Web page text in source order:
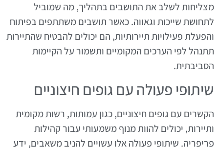
מצליחות לשלב את התושבים בתהליך, מה שמוביל
לתחושת שייכות וגאווה. כאשר תושבים משתתפים בפיתוח
והפעלת פעילויות תיירותיות, הם יכולים להבטיח שהתיירות
תתנהל לפי הערכים המקומיים ותשמור על הקיימות
הסביבתית.
שיתופי פעולה עם גופים חיצוניים
הקשרים עם גופים חיצוניים, כגון עמותות, רשות מקומית
ותיירות, יכולים להוות מנוף משמעותי עבור קהילות
פריפריה. שיתופי פעולה אלו עשויים להניב משאבים, ידע